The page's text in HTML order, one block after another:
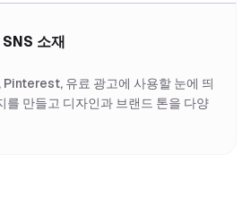
소재
유료 광고에 사용할 눈에 띄
를 만들고 디자인과 브랜드 톤을 다양